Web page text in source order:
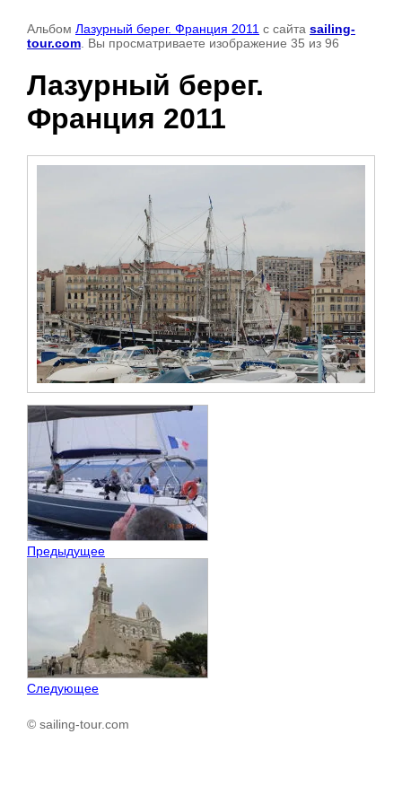
Альбом Лазурный берег. Франция 2011 с сайта sailing-
tour.com . Вы просматриваете изображение 35 из 96
Лазурный берег.
Франция 2011
Предыдущее
Следующее
© sailing-tour.com